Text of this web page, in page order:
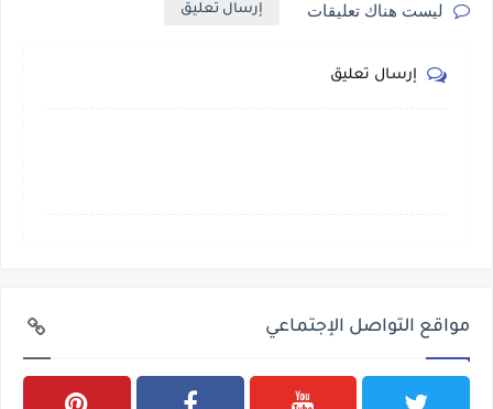
ليست هناك تعليقات إرسال تعليق
إرسال تعليق
مواقع التواصل الإجتماعي